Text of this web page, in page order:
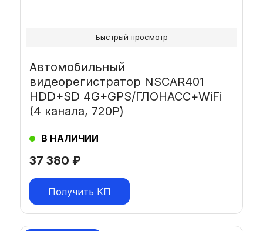
37 380 ₽
Автомобильный
видеорегистратор NSCAR401
HDD+SD 4G+GPS/ГЛОНАСС+WiFi
(4 канала, 720Р)
В НАЛИЧИИ
Получить КП
Быстрый просмотр